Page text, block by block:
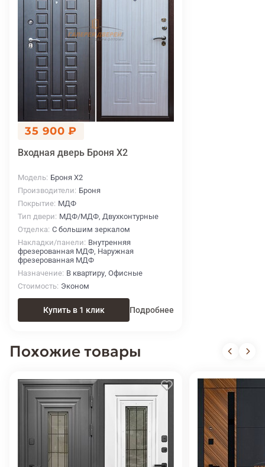
35 900 ₽
Входная дверь Броня X2
Модель Броня X2
Производители Броня
Покрытие МДФ
Тип двери МДФ/МДФ, Двухконтурные
Отделка С большим зеркалом
Накладки/панели Внутренняя
фрезерованная МДФ, Наружная
фрезерованная МДФ
Назначение В квартиру, Офисные
Стоимость Эконом
Купить в 1 клик Подробнее
Похожие товары